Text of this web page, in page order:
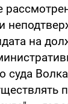
на
суда